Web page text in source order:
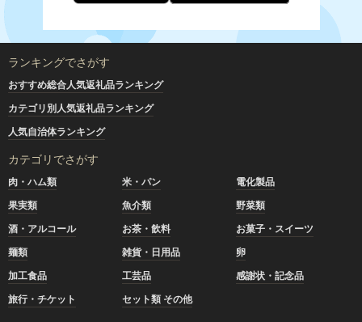
ランキングでさがす
おすすめ総合人気返礼品ランキング
カテゴリ別人気返礼品ランキング
人気自治体ランキング
カテゴリでさがす
肉・ハム類 米・パン
電化製品
果実類
魚介類
野菜類
酒・アルコール
お茶・飲料
お菓子・スイーツ
麺類
雑貨・日用品
卵
加工食品
工芸品
感謝状・記念品
旅行・チケット
セット類 その他